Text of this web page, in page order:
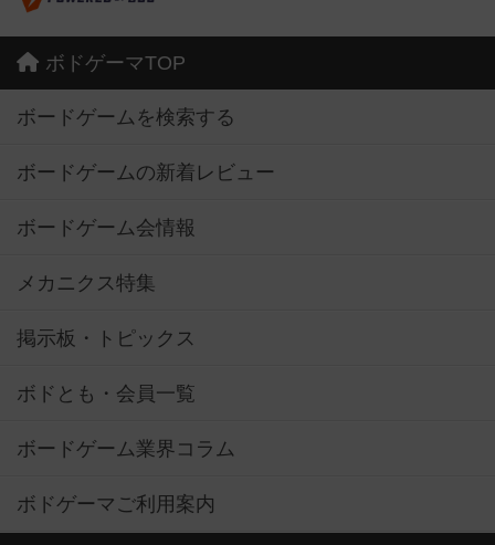
ボドゲーマTOP
ボードゲームを検索する
ボードゲームの新着レビュー
ボードゲーム会情報
メカニクス特集
掲示板・トピックス
ボドとも・会員一覧
ボードゲーム業界コラム
ボドゲーマご利用案内